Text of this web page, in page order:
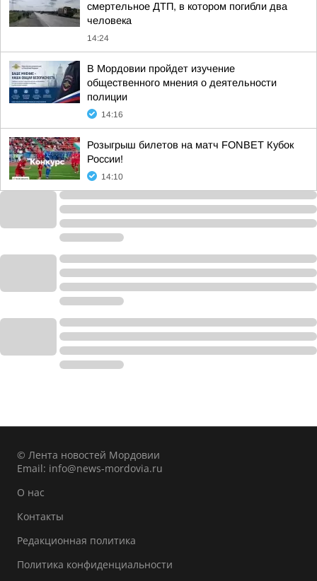
смертельное ДТП, в котором погибли два
человека
14:24
В Мордовии пройдет изучение
общественного мнения о деятельности
полиции
14:16
Розыгрыш билетов на матч FONBET Кубок
России!
14:10
© Лента новостей Мордовии
Email: info@news-mordovia.ru
О нас
Контакты
Редакционная политика
Политика конфиденциальности